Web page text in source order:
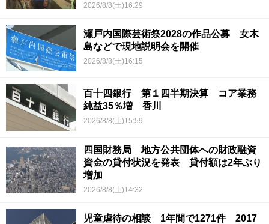
2026/8/8(土)16:29
瀬戸内国際芸術祭2028の作品公募 女木
島などで現地説明会を開催
2026/8/8(土)16:15
百十四銀行 第１四半期決算 コア業務
純益35％増 香川
2026/8/8(土)15:59
四国財務局 地方公共団体への財政融資
資金の貸付状況を発表 貸付額は2年ぶり
増加
2026/8/8(土)14:32
児童虐待の相談 1年間で1271件 2017